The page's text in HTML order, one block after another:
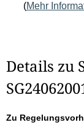
(Mehr
Details zu
Zu